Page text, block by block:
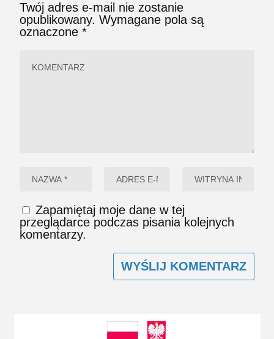
Twój adres e-mail nie zostanie
opublikowany. Wymagane pola są
oznaczone*
Zapamiętaj moje dane w tej
przeglądarce podczas pisania kolejnych
komentarzy.